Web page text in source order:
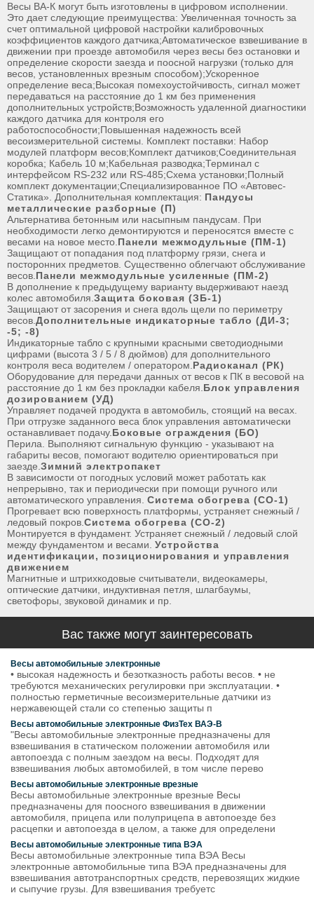
Весы ВА-К могут быть изготовлены в цифровом исполнении.
Это дает следующие преимущества: Увеличенная точность за
счет оптимальной цифровой настройки калибровочных
коэффициентов каждого датчика;Автоматическое взвешивание в
движении при проезде автомобиля через весы без остановки и
определение скорости заезда и поосной нагрузки (только для
весов, установленных врезным способом);Ускоренное
определение веса;Высокая помехоустойчивость, сигнал может
передаваться на расстояние до 1 км без применения
дополнительных устройств;Возможность удаленной диагностики
каждого датчика для контроля его
работоспособности;Повышенная надежность всей
весоизмерительной системы. Комплект поставки: Набор
модулей платформ весов;Комплект датчиков;Соединительная
коробка; Кабель 10 м;Кабельная разводка;Терминал с
интерфейсом RS-232 или RS-485;Схема установки;Полный
комплект документации;Специализированное ПО «Автовес-
Статика». Дополнительная комплектация: Пандусы
металлические разборные (П)
Альтернатива бетонным или насыпным пандусам. При
необходимости легко демонтируются и переносятся вместе с
весами на новое место. Панели межмодульные (ПМ-1)
Защищают от попадания под платформу грязи, снега и
посторонних предметов. Существенно облегчают обслуживание
весов. Панели межмодульные усиленные (ПМ-2)
В дополнение к предыдущему варианту выдерживают наезд
колес автомобиля. Защита боковая (ЗБ-1)
Защищают от засорения и снега вдоль щели по периметру
весов. Дополнительные индикаторные табло (ДИ-3;
-5; -8)
Индикаторные табло с крупными красными светодиодными
цифрами (высота 3 / 5 / 8 дюймов) для дополнительного
контроля веса водителем / оператором. Радиоканал (РК)
Оборудование для передачи данных от весов к ПК в весовой на
расстояние до 1 км без прокладки кабеля. Блок управления
дозированием (УД)
Управляет подачей продукта в автомобиль, стоящий на весах.
При отгрузке заданного веса блок управления автоматически
останавливает подачу. Боковые ограждения (БО)
Перила. Выполняют сигнальную функцию - указывают на
габариты весов, помогают водителю ориентироваться при
заезде. Зимний электропакет
В зависимости от погодных условий может работать как
непрерывно, так и периодически при помощи ручного или
автоматического управления. Система обогрева (СО-1)
Прогревает всю поверхность платформы, устраняет снежный /
ледовый покров. Система обогрева (СО-2)
Монтируется в фундамент. Устраняет снежный / ледовый слой
между фундаментом и весами. Устройства
идентификации, позиционирования и управления
движением
Магнитные и штрихкодовые считыватели, видеокамеры,
оптические датчики, индуктивная петля, шлагбаумы,
светофоры, звуковой динамик и пр.
Вас также могут заинтересовать
Весы автомобильные электронные
• высокая надежность и безотказность работы весов. • не
требуются механических регулировки при эксплуатации. •
полностью герметичные весоизмерительные датчики из
нержавеющей стали со степенью защиты п
Весы автомобильные электронные ФизТех ВАЭ-В
"Весы автомобильные электронные предназначены для
взвешивания в статическом положении автомобиля или
автопоезда с полным заездом на весы. Подходят для
взвешивания любых автомобилей, в том числе перево
Весы автомобильные электронные врезные
Весы автомобильные электронные врезные Весы
предназначены для поосного взвешивания в движении
автомобиля, прицепа или полуприцепа в автопоезде без
расцепки и автопоезда в целом, а также для определени
Весы автомобильные электронные типа ВЭА
Весы автомобильные электронные типа ВЭА Весы
электронные автомобильные типа ВЭА предназначены для
взвешивания автотранспортных средств, перевозящих жидкие
и сыпучие грузы. Для взвешивания требуетс